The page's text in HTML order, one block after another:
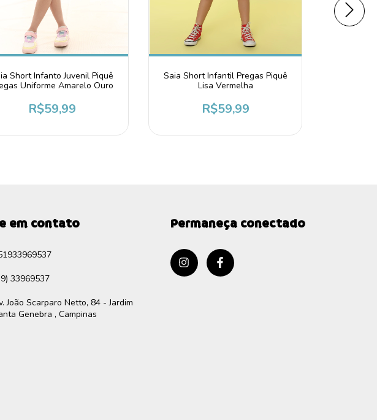
Short Infanto Juvenil Piquê
Uniforme Amarelo Ouro
R$59,99
Saia Short Infantil Pregas Piquê
Lisa Vermelha
R$59,99
em contato
33969537
João Scarparo Netto, 84 - Jardim
Genebra , Campinas
Permaneça conectado